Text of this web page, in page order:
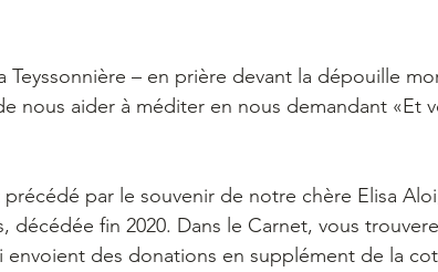
Teyssonnière – en prière devant la dépouille
nous aider à méditer en nous demandant «Et
par le souvenir de notre chère Elisa
décédée fin 2020. Dans le Carnet, vous
envoient des donations en supplément de la